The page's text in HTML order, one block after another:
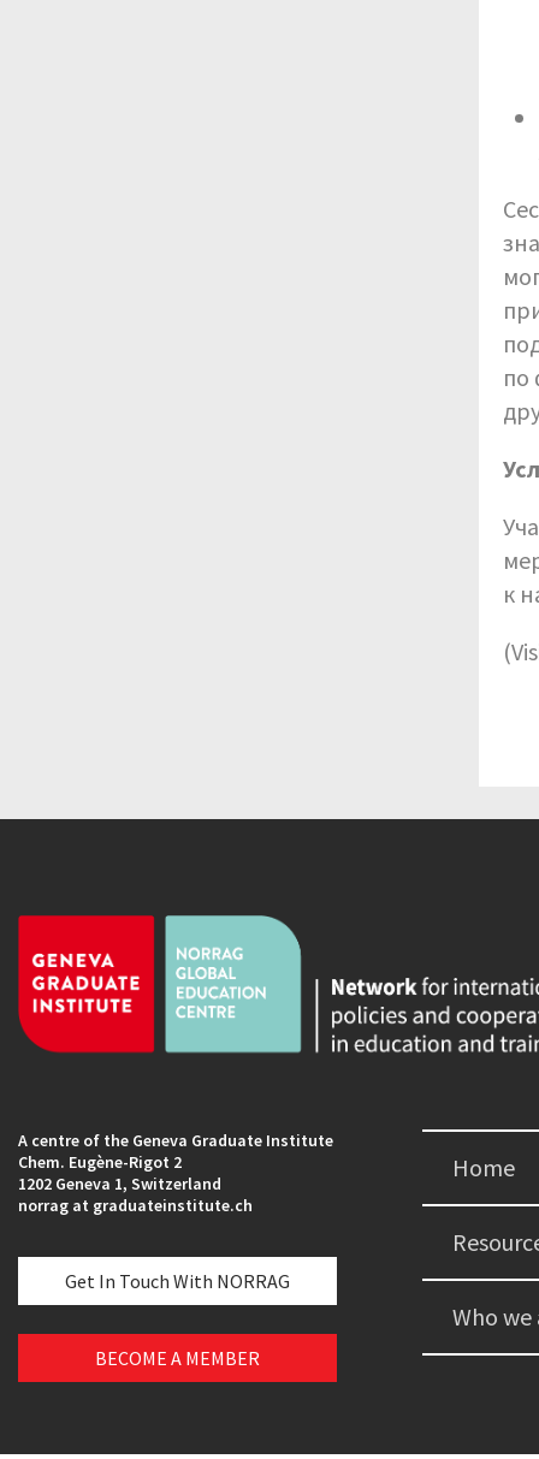
по
к
A centre of the Geneva Graduate Institute
Chem. Eugène-Rigot 2
1202 Geneva 1, Switzerland
norrag at graduateinstitute.ch
Get In Touch With NORRAG
BECOME A MEMBER
Home
Who we